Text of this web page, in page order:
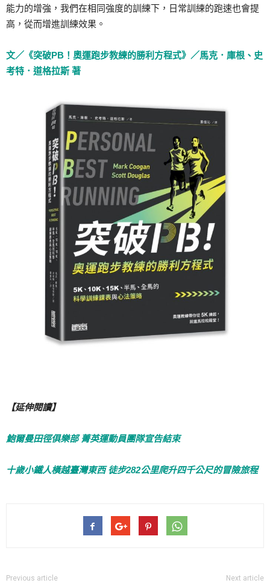
能力的增強，我們在相同強度的訓練下，日常訓練的跑速也會提
高，從而增進訓練效果。
文／《突破PB！奧運跑步教練的勝利方程式》／馬克．庫根、史
考特．道格拉斯 著
【延伸閱讀】
鮑爾曼田徑俱樂部 菁英運動員團隊宣告結束
十歲小鐵人橫越臺灣東西 徒步282公里爬升四千公尺的冒險旅程
Previous article Next article